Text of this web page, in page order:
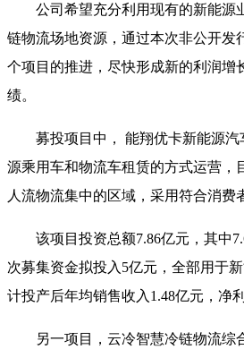
公司希望充分利用现有的新能源
链物流场地资源，通过本次非公开发
个项目的推进，尽快形成新的利润增
绩。
募投项目中， 能翔优卡新能源
源乘用车和物流车租赁的方式运营，
人流物流集中的区域，采用符合消费
该项目投资总额7.86亿元，其中
次募集资金拟投入5亿元，全部用于
计投产后年均销售收入1.48亿元，净利
另一项目，云冷智慧冷链物流综